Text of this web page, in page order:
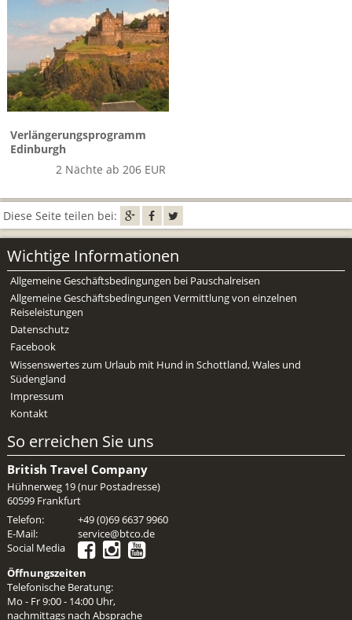
Verlängerungsprogramm
Edinburgh
2 Nächte ab 206 EUR
Diese Seite teilen bei:
Wichtige Informationen
Allgemeine Geschäftsbedingungen bei Pauschalreisen
Allgemeine Geschäftsbedingungen Vermittlung von einzelnen
Reiseleistungen
Datenschutz
Facebook
Wissenswertes zum Urlaub mit Hund in Schottland, Wales und
Südengland
Impressum
Kontakt
So erreichen Sie uns
British Travel Company
Hühnerweg 19 (nur Postadresse)
60599 Frankfurt
Telefon:
+49 (0)69 6637 9960
E-Mail:
service@btco.de
Social Media
Öffnungszeiten
Telefonische Beratung:
Mo - Fr 9:00 - 14:00 Uhr,
nachmittags nach Absprache